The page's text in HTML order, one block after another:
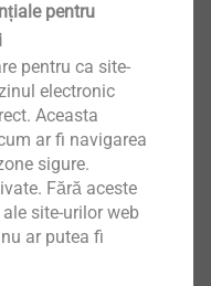
de
pentru
pentru ca site-
electronic
Aceasta
ar fi navigarea
sigure.
Fără aceste
site-urilor web
ar putea fi